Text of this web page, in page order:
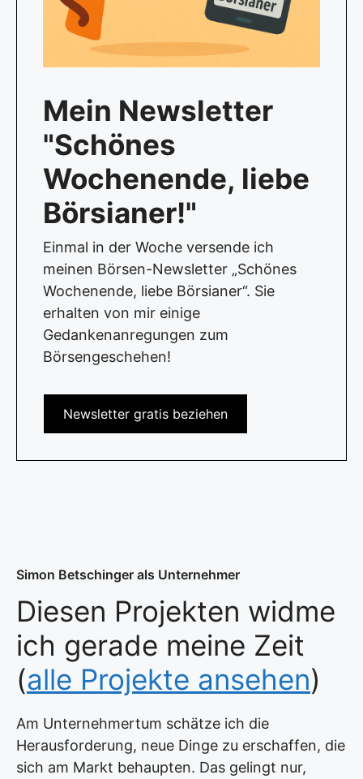
Mein Newsletter
"Schönes
Wochenende, liebe
Börsianer!"
Einmal in der Woche versende ich
meinen Börsen-Newsletter „Schönes
Wochenende, liebe Börsianer“. Sie
erhalten von mir einige
Gedankenanregungen zum
Börsengeschehen!
Newsletter gratis beziehen
Simon Betschinger als Unternehmer
Diesen Projekten widme
ich gerade meine Zeit
(alle Projekte ansehen)
Am Unternehmertum schätze ich die
Herausforderung, neue Dinge zu erschaffen, die
sich am Markt behaupten. Das gelingt nur,